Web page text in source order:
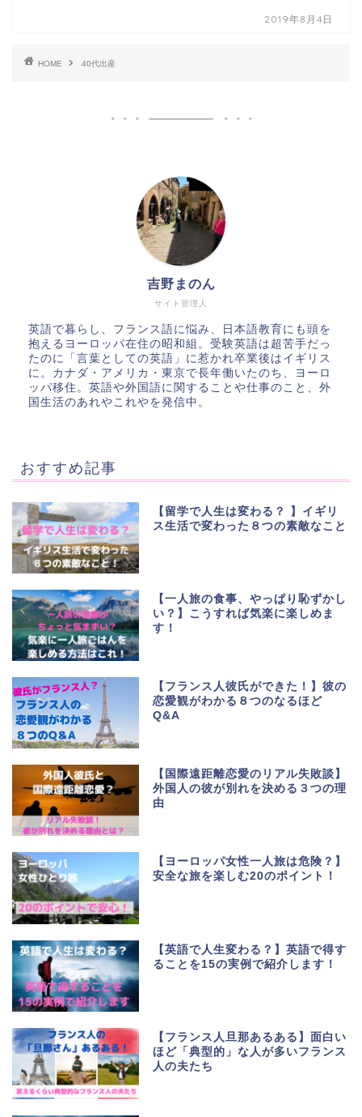
2019年8月4日
HOME 40代出産
サイト管理人
吉野まのん
英語で暮らし、フランス語に悩み、日本語教育にも頭を
抱えるヨーロッパ在住の昭和組。受験英語は超苦手だっ
たのに「言葉としての英語」に惹かれ卒業後はイギリス
に。カナダ・アメリカ・東京で長年働いたのち、ヨーロ
ッパ移住。英語や外国語に関することや仕事のこと、外
国生活のあれやこれやを発信中。
おすすめ記事
【留学で人生は変わる？ 】イギリ
ス生活で変わった８つの素敵なこと
【一人旅の食事、やっぱり恥ずかし
い？】こうすれば気楽に楽しめま
す！
【フランス人彼氏ができた！】彼の
恋愛観がわかる８つのなるほど
Q&A
【国際遠距離恋愛のリアル失敗談】
外国人の彼が別れを決める３つの理
由
【ヨーロッパ女性一人旅は危険？】
安全な旅を楽しむ20のポイント！
【英語で人生変わる？】英語で得す
ることを15の実例で紹介します！
【フランス人旦那あるある】面白い
ほど「典型的」な人が多いフランス
人の夫たち